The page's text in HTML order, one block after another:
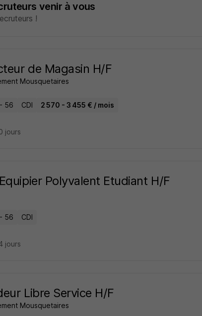
venir à vous
!
de Magasin H/F
Mousquetaires
56 CDI 2 570 - 3 455 € / mois
jours
Polyvalent Etudiant H/F
56 CDI
jours
Libre Service H/F
Mousquetaires